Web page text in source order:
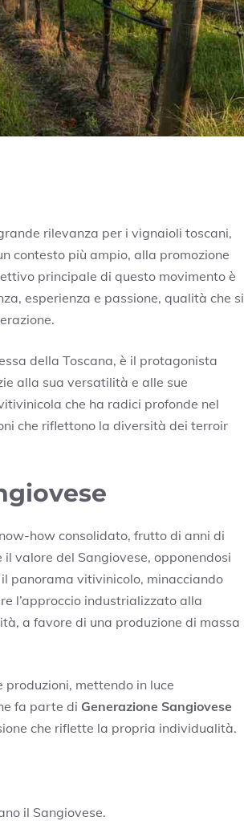
rilevanza per i vignaioli toscani,
contesto più ampio, alla promozione
principale di questo movimento è
esperienza e passione, qualità che si
della Toscana, è il protagonista
alla sua versatilità e alle sue
che ha radici profonde nel
che riflettono la diversità dei terroir
how consolidato, frutto di anni di
valore del Sangiovese, opponendosi
panorama vitivinicolo, minacciando
l’approccio industrializzato alla
a favore di una produzione di massa
produzioni, mettendo in luce
fa parte di Generazione Sangiovese
che riflette la propria individualità.
il Sangiovese.